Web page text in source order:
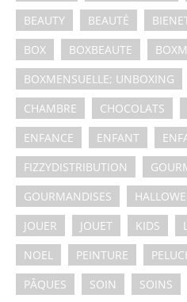
BEAUTY
BEAUTÉ
BOX
BOXBEAUTE
BOXMENSUELLE; UNBOXING
CHAMBRE
CHOCOLATS
ENFANCE
ENFANT
FIZZYDISTRIBUTION
GOURMANDISES
JOUER
JOUET KIDS
NOEL
PEINTURE
PÂQUES
SOIN SOINS